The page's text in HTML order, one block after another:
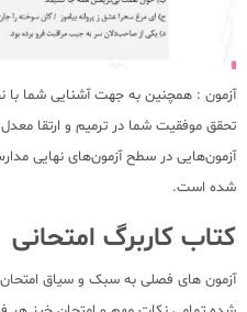
آزمون : همچنین به جهت آشنایی شما با
آزمون‌هایی در سطح آزمون‌های نهایی
شده است.
کتاب کاربرگ امتحانی
آزمون های فصلی به سبک و سیاق